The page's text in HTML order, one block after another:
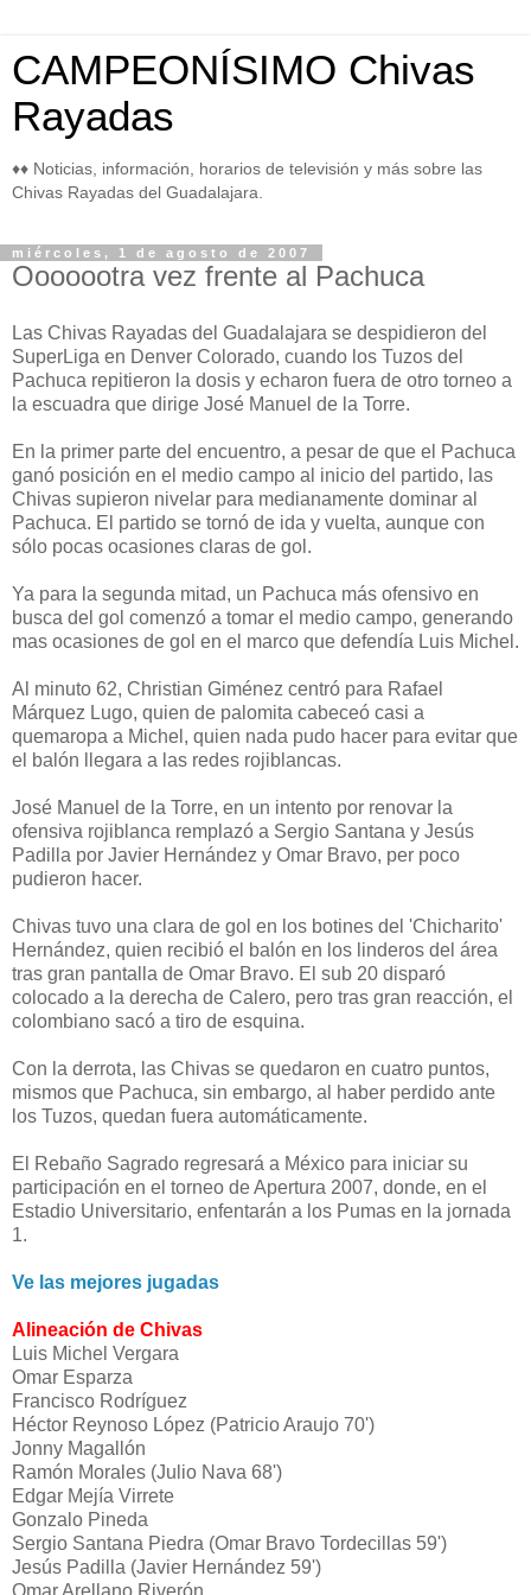
CAMPEONÍSIMO Chivas
Rayadas
♦♦ Noticias, información, horarios de televisión y más sobre las
Chivas Rayadas del Guadalajara.
miércoles, 1 de agosto de 2007
Ooooootra vez frente al Pachuca
Las Chivas Rayadas del Guadalajara se despidieron del
SuperLiga en Denver Colorado, cuando los Tuzos del
Pachuca repitieron la dosis y echaron fuera de otro torneo a
la escuadra que dirige José Manuel de la Torre.
En la primer parte del encuentro, a pesar de que el Pachuca
ganó posición en el medio campo al inicio del partido, las
Chivas supieron nivelar para medianamente dominar al
Pachuca. El partido se tornó de ida y vuelta, aunque con
sólo pocas ocasiones claras de gol.
Ya para la segunda mitad, un Pachuca más ofensivo en
busca del gol comenzó a tomar el medio campo, generando
mas ocasiones de gol en el marco que defendía Luis Michel.
Al minuto 62, Christian Giménez centró para Rafael
Márquez Lugo, quien de palomita cabeceó casi a
quemaropa a Michel, quien nada pudo hacer para evitar que
el balón llegara a las redes rojiblancas.
José Manuel de la Torre, en un intento por renovar la
ofensiva rojiblanca remplazó a Sergio Santana y Jesús
Padilla por Javier Hernández y Omar Bravo, per poco
pudieron hacer.
Chivas tuvo una clara de gol en los botines del 'Chicharito'
Hernández, quien recibió el balón en los linderos del área
tras gran pantalla de Omar Bravo. El sub 20 disparó
colocado a la derecha de Calero, pero tras gran reacción, el
colombiano sacó a tiro de esquina.
Con la derrota, las Chivas se quedaron en cuatro puntos,
mismos que Pachuca, sin embargo, al haber perdido ante
los Tuzos, quedan fuera automáticamente.
El Rebaño Sagrado regresará a México para iniciar su
participación en el torneo de Apertura 2007, donde, en el
Estadio Universitario, enfentarán a los Pumas en la jornada
1.
Ve las mejores jugadas
Alineación de Chivas
Luis Michel Vergara
Omar Esparza
Francisco Rodríguez
Héctor Reynoso López (Patricio Araujo 70')
Jonny Magallón
Ramón Morales (Julio Nava 68')
Edgar Mejía Virrete
Gonzalo Pineda
Sergio Santana Piedra (Omar Bravo Tordecillas 59')
Jesús Padilla (Javier Hernández 59')
Omar Arellano Riverón